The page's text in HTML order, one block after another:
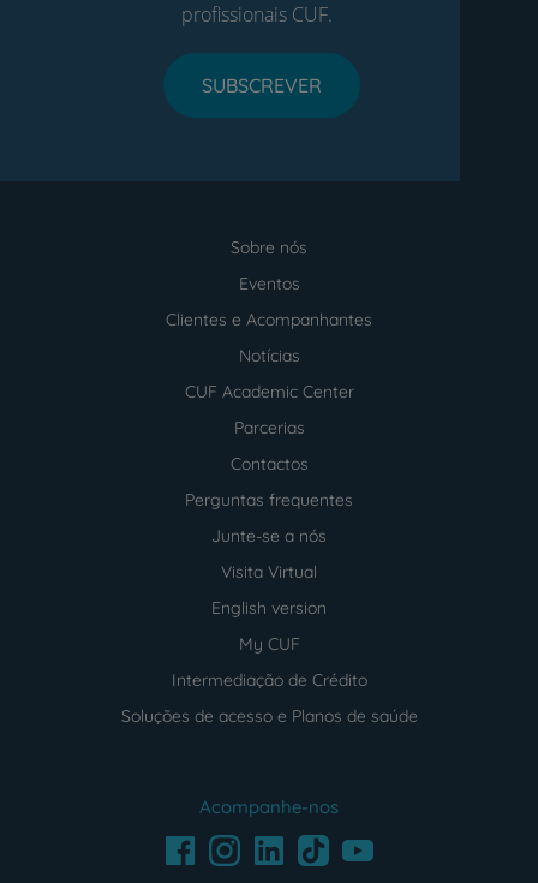
profissionais CUF.
SUBSCREVER
Sobre nós
Eventos
Clientes e Acompanhantes
Notícias
CUF Academic Center
Parcerias
Contactos
Perguntas frequentes
Junte-se a nós
Visita Virtual
English version
My CUF
Intermediação de Crédito
Soluções de acesso e Planos de saúde
Acompanhe-nos
FacebookInstagramLinkedInTikTokYoutube